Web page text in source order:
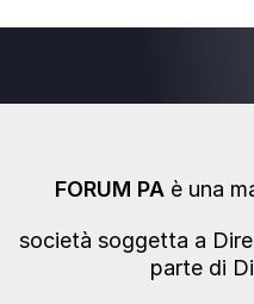
FORUM PAè una
società soggetta a
parte di